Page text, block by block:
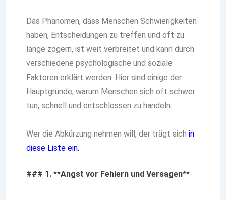
Das Phänomen, dass Menschen Schwierigkeiten
haben, Entscheidungen zu treffen und oft zu
lange zögern, ist weit verbreitet und kann durch
verschiedene psychologische und soziale
Faktoren erklärt werden. Hier sind einige der
Hauptgründe, warum Menschen sich oft schwer
tun, schnell und entschlossen zu handeln:
Wer die Abkürzung nehmen will, der trägt sich in
diese Liste ein.
### 1. **Angst vor Fehlern und Versagen**